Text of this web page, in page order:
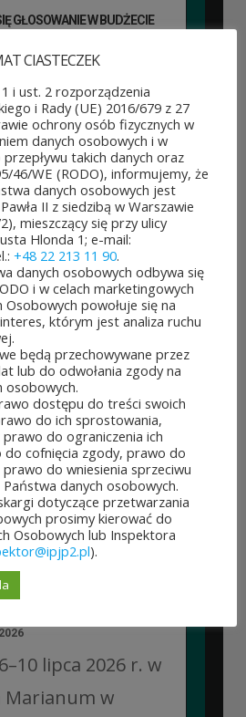
GŁOSOWANIE W BUDŻECIE
zgłoszone do 7.
Mazowsza.
zdecydują,
dostaną
z budżetu
województwa
Do rozdania
zł! Mieszkańcy
mazowieckiego
MISTRZOSTWA POLSKI
W SZACHACH
lipca 2026 r. w
Marianum w
CIASTECZEK
i ust. 2 rozporządzenia
i Rady (UE) 2016/679 z 27
ochrony osób fizycznych w
danych osobowych i w
takich danych oraz
46/WE (RODO), informujemy, że
danych osobowych jest
II z siedzibą w Warszawie
mieszczący się przy ulicy
Hlonda 1; e-mail:
+48 22 213 11 90.
danych osobowych odbywa się
i w celach marketingowych
powołuje się na
którym jest analiza ruchu
będą przechowywane przez
lub do odwołania zgody na
osobowych.
dostępu do treści swoich
do ich sprostowania,
do ograniczenia ich
cofnięcia zgody, prawo do
do wniesienia sprzeciwu
danych osobowych.
dotyczące przetwarzania
prosimy kierować do
Osobowych lub Inspektora
).